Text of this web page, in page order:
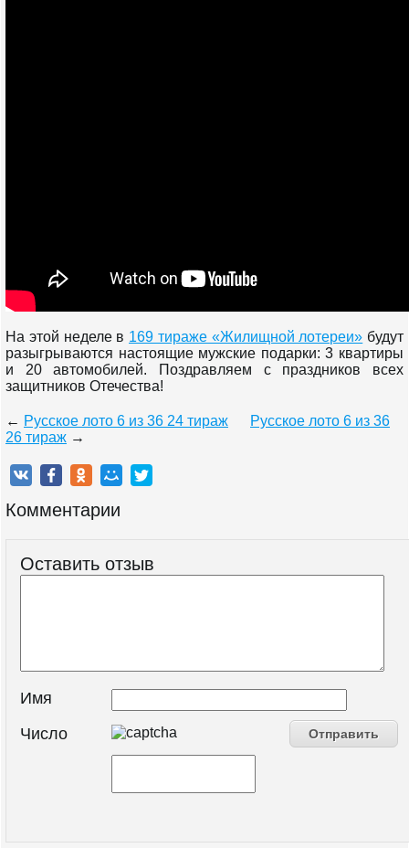
На этой неделе в 169 тираже «Жилищной лотереи» будут
разыгрываются настоящие мужские подарки: 3 квартиры
и 20 автомобилей. Поздравляем с праздников всех
защитников Отечества!
← Русское лото 6 из 36 24 тираж
Русское лото 6 из 36
26 тираж →
Комментарии
Оставить отзыв
Имя
Число